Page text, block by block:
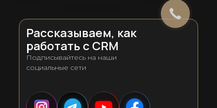
Рассказываем, как
работать с CRM
Подписывайтесь на наши
социальные сети